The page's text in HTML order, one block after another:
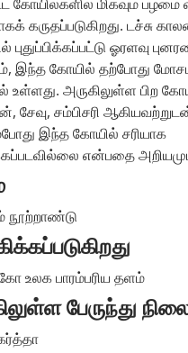
கருதப்படுகிறது. டச்சு
புதுப்பிக்கப்பட்டு ஓரளவு
இந்த கோயில் தற்போது
உள்ளது. அருகிலுள்ள பிற
சேவு, சம்பிசரி
இந்த கோயில் சரியாக
என்பதை
நூற்றாண்டு
உலக பாரம்பரிய தளம்
பேருந்து